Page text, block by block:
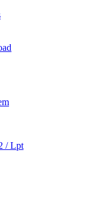
/ Lpt